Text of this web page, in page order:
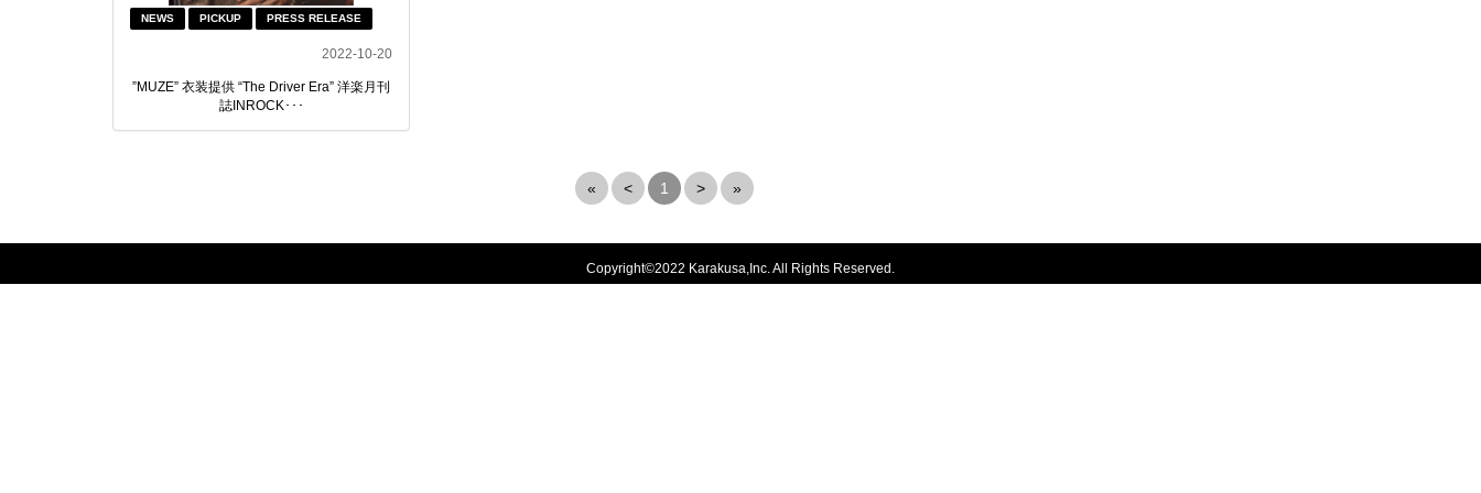
NEWS PICKUP PRESS RELEASE
2022-10-20
”MUZE” 衣装提供 “The Driver Era” 洋楽月刊
誌INROCK･･･
« < 1 > »
Copyright©2022 Karakusa,Inc. All Rights Reserved.